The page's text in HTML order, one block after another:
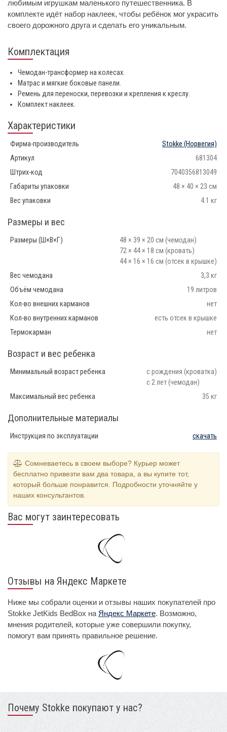
любимым игрушкам маленького путешественника. В
комплекте идёт набор наклеек, чтобы ребёнок мог украсить
своего дорожного друга и сделать его уникальным.
Комплектация
Чемодан-трансформер на колесах.
Матрас и мягкие боковые панели.
Ремень для переноски, перевозки и крепления к креслу.
Комплект наклеек.
Характеристики
Фирма-производитель Stokke (Норвегия)
Артикул
681304
Штрих-код
7040356813049
Габариты упаковки
48 × 40 × 23 см
Вес упаковки
4.1 кг
Размеры и вес
Размеры (Ш×В×Г)
48 × 39 × 20 см (чемодан)
72 × 44 × 18 см (кровать)
44 × 16 × 16 см (отсек в крышке)
Вес чемодана
3,3 кг
Объём чемодана
19 литров
Кол-во внешних карманов
нет
Кол-во внутренних карманов
есть отсек в крышке
Термокарман
нет
Возраст и вес ребенка
Минимальный возраст ребенка
с рождения (кроватка)
с 2 лет (чемодан)
Максимальный вес ребенка
35 кг
Дополнительные материалы
Инструкция по эксплуатации скачать
Сомневаетесь в своем выборе? Курьер может
бесплатно привезти вам два товара, а вы купите тот,
который больше понравится. Подробности уточняйте у
наших консультантов.
Вас могут заинтересовать
Отзывы на Яндекс Маркете
Ниже мы собрали оценки и отзывы наших покупателей про
Stokke JetKids BedBox на Яндекс Маркете. Возможно,
мнения родителей, которые уже совершили покупку,
помогут вам принять правильное решение.
Почему Stokke покупают у нас?